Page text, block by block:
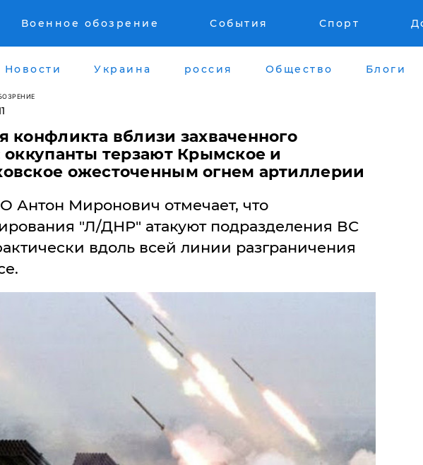
Военное обозрение События Спорт
Новости Украина россия Общество Блоги
конфликта вблизи захваченного
оккупанты терзают Крымское и
ожесточенным огнем артиллерии
Антон Миронович отмечает, что
"Л/ДНР" атакуют подразделения ВС
вдоль всей линии разграничения